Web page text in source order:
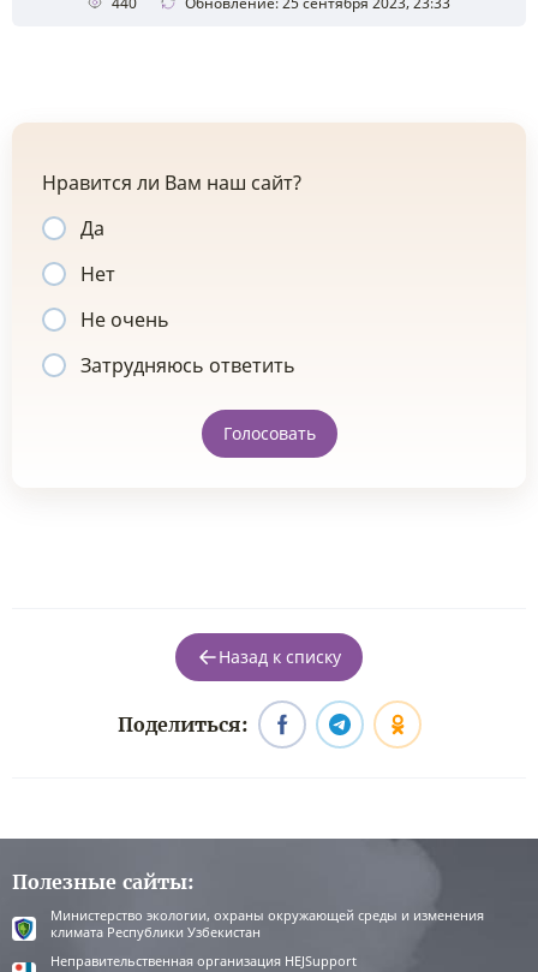
Нравится ли Вам наш сайт?
Да
Нет
Не очень
Затрудняюсь ответить
Голосовать
Назад к списку
Поделиться:
Полезные сайты:
Министерство экологии, охраны окружающей среды и изменения
климата Республики Узбекистан
Неправительственная организация HEJSupport